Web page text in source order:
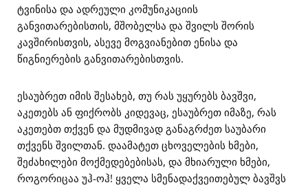
ტვინისა და ადრეული კომუნიკაციის
განვითარებისთის, მშობელსა და შვილს შორის
კავშირისთვის, ასევე მოგვიანებით ენისა და
წიგნიერების განვითარებისთვის.
ესაუბრეთ იმის შესახებ, თუ რას უყურებს ბავშვი,
აკეთებს ან ფიქრობს კიდევაც, ესაუბრეთ იმაზე, რას
აკეთებთ თქვენ და მუდმივად განაგრძეთ საუბარი
თქვენს შვილთან. დაამატეთ ცხოველების ხმები,
შეძახილები მოქმედებებისას, და მხიარული ხმები,
როგორიცაა უჰ-ოჰ! ყველა სმენადაქვეითებულ ბავშვს